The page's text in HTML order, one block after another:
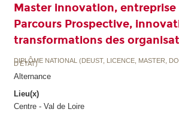
Master innovation,
Parcours Prospective,
transformations des
DIPLÔME NATIONAL (DEUST, LICENCE, MASTER,
D'ETAT)
Alternance
Lieu(x)
Centre - Val de Loire